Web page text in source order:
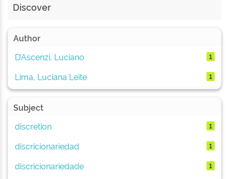
Discover
Author
D’Ascenzi, Luciano
1
Lima, Luciana Leite 1
Subject
discretion
1
discricionariedad 1
discricionariedade 1